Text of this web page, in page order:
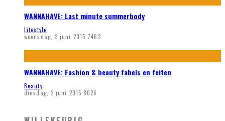
WANNAHAVE: Last minute summerbody
Lifestyle
woensdag, 3 juni 2015 7463
WANNAHAVE: Fashion & beauty fabels en feiten
Beauty
dinsdag, 2 juni 2015 8026